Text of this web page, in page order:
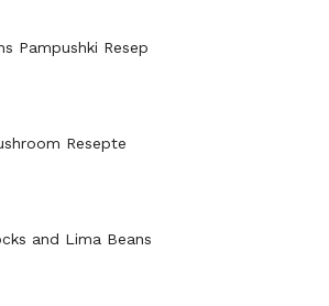
Pampushki Resep
Resepte
and Lima Beans